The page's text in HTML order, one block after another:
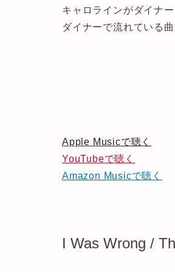
キャロラインがダイナ
ダイナーで流れている曲
Apple Musicで聴く
YouTubeで聴く
Amazon Musicで聴く
I Was Wrong /